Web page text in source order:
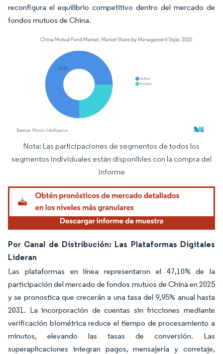
reconfigura el equilibrio competitivo dentro del mercado de
fondos mutuos de China.
Imagen © Mordor Intelligence. El uso requiere atribución según CC BY 4.0.
Nota: Las participaciones de segmentos de todos los
segmentos individuales están disponibles con la compra del
informe
Por Canal de Distribución: Las Plataformas Digitales
Lideran
Las plataformas en línea representaron el 47,10% de la
participación del mercado de fondos mutuos de China en 2025
y se pronostica que crecerán a una tasa del 9,95% anual hasta
2031. La incorporación de cuentas sin fricciones mediante
verificación biométrica reduce el tiempo de procesamiento a
minutos, elevando las tasas de conversión. Las
superaplicaciones integran pagos, mensajería y corretaje,